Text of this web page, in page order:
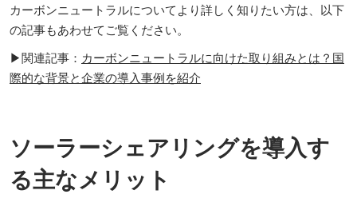
カーボンニュートラルについてより詳しく知りたい方は、以下
の記事もあわせてご覧ください。
▶関連記事： カーボンニュートラルに向けた取り組みとは？国
際的な背景と企業の導入事例を紹介
ソーラーシェアリングを導入す
る主なメリット